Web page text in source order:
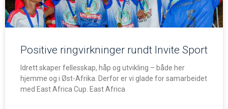
Positive ringvirkninger rundt Invite Sport
Idrett skaper fellesskap, håp og utvikling – både her
hjemme og i Øst-Afrika. Derfor er vi glade for samarbeidet
med East Africa Cup. East Africa